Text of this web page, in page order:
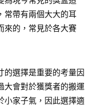
常帶有兩個大大的耳
來的，常見於各大賽
的選擇是重要的考量因
大會對於獲獎者的搬運
小家子氣，因此選擇適